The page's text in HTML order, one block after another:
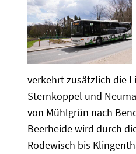
verkehrt zusätzlich die
Sternkoppel und
von Mühlgrün nach
Beerheide wird durch
Rodewisch bis